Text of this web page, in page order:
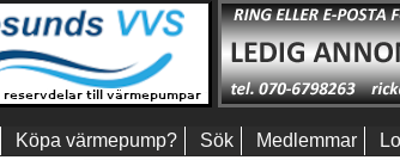
Köpa värmepump? Sök Medlemmar